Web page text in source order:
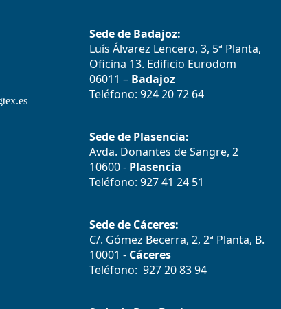
Sede de Badajoz:
Luís Álvarez Lencero, 3, 5ª Planta,
Oficina 13. Edificio Eurodom
06011 – Badajoz
Teléfono: 924 20 72 64
Sede de Plasencia:
Avda. Donantes de Sangre, 2
10600 -Plasencia
Teléfono: 927 41 24 51
Sede de Cáceres:
C/. Gómez Becerra, 2, 2ª Planta, B.
10001 -Cáceres
Teléfono: 927 20 83 94